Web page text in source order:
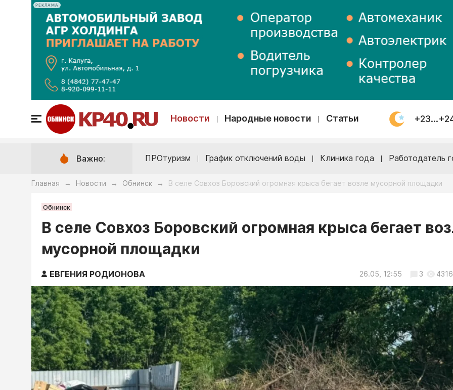
РЕКЛАМА
Новости Народные новости Статьи
Важно: ПРОтуризм График отключений воды Клиника года Работодатель
Главная → Новости → Обнинск → В селе Совхоз Боровский огромная крыса бегает возле мусорной площадки
Обнинск
В селе Совхоз Боровский огромная крыса бегает
мусорной площадки
ЕВГЕНИЯ РОДИОНОВА 26.05, 12:55 3 4316